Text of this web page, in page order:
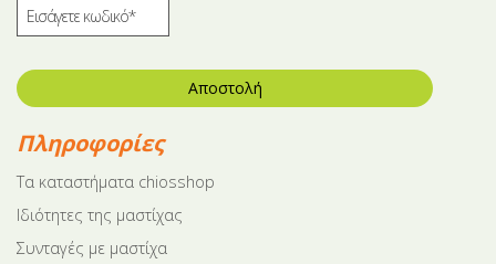
Αποστολή
Πληροφορίες
Tα καταστήματα chiosshop
Ιδιότητες της μαστίχας
Συνταγές με μαστίχα